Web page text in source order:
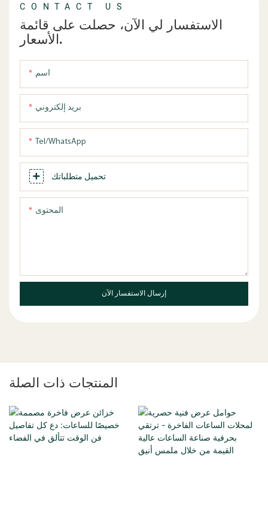
CONTACT US
الاستفسار لي الآن، حصلت على قائمة
الأسعار.
اسم
بريد إلكتروني
Tel/WhatsApp
تحميل متطلباتك
المحتوى
إرسال الاستفسار الآن
المنتجات ذات الصلة